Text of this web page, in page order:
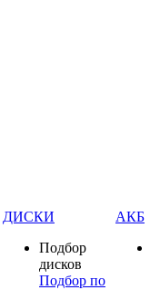
ДИСКИ
Подбор
дисков
Подбор по
АКБ